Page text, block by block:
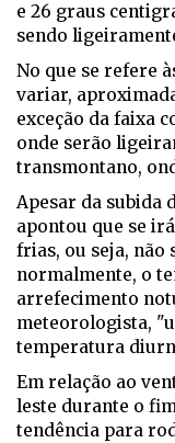
e 26 graus
sendo
No que se refere
variar,
exceção da faixa
onde serão
transmontano,
Apesar da subida
apontou que se
frias, ou seja, não
normalmente, o
arrefecimento
meteorologista,
temperatura
Em relação ao
leste durante o
tendência para